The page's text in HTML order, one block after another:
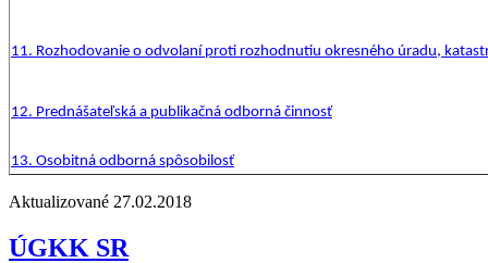
11. Rozhodovanie o odvolaní proti rozhodnutiu okresného úradu,
12. Prednášateľská a publikačná odborná činnosť
13. Osobitná odborná spôsobilosť
Aktualizované 27.02.2018
ÚGKK SR